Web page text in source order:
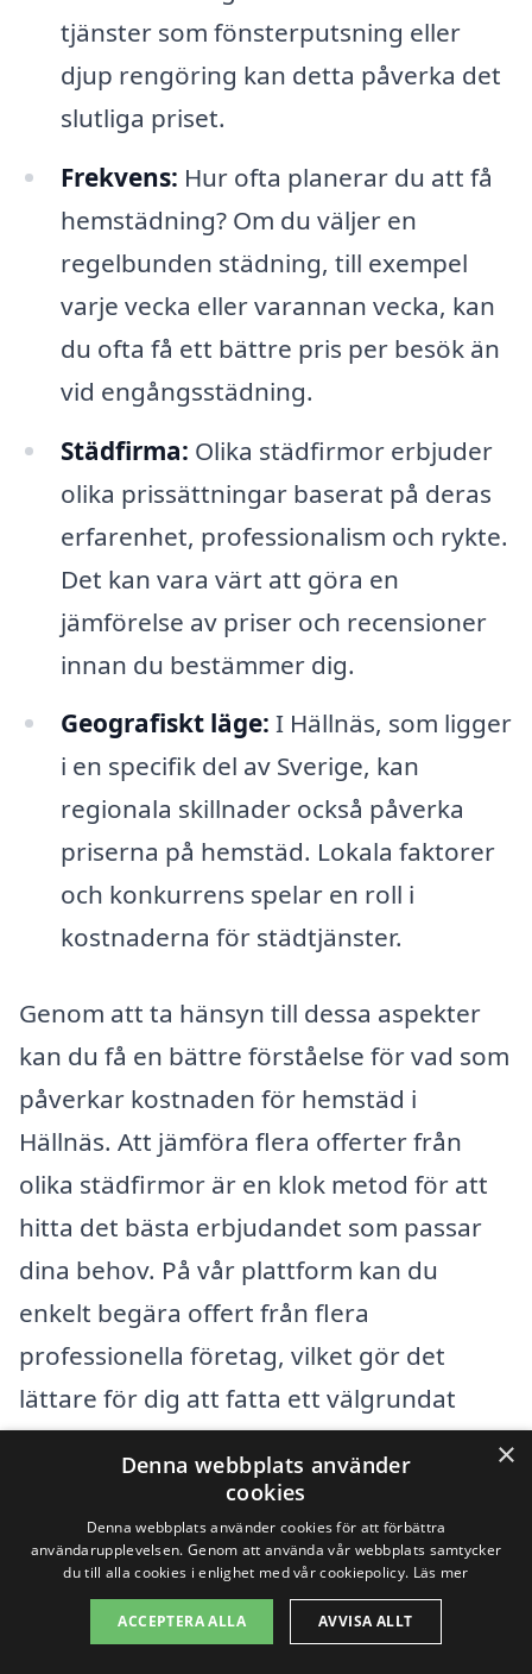
tjänster som fönsterputsning eller
djup rengöring kan detta påverka det
slutliga priset.
Fre­kvens: Hur ofta planerar du att få
hemstädning? Om du väljer en
regelbunden städning, till exempel
varje vecka eller varannan vecka, kan
du ofta få ett bättre pris per besök än
vid engångsstädning.
Städfirma: Olika städfirmor erbjuder
olika prissättningar baserat på deras
erfarenhet, professionalism och rykte.
Det kan vara värt att göra en
jämförelse av priser och recensioner
innan du bestämmer dig.
Geografiskt läge: I Hällnäs, som ligger
i en specifik del av Sverige, kan
regionala skillnader också påverka
priserna på hemstäd. Lokala faktorer
och konkurrens spelar en roll i
kostnaderna för städtjänster.
Genom att ta hänsyn till dessa aspekter
kan du få en bättre förståelse för vad som
påverkar kostnaden för hemstäd i
Hällnäs. Att jämföra flera offerter från
olika städfirmor är en klok metod för att
hitta det bästa erbjudandet som passar
dina behov. På vår plattform kan du
enkelt begära offert från flera
professionella företag, vilket gör det
lättare för dig att fatta ett välgrundat
beslut.
Få 3 erbjudanden, gratis och utan
förpliktelser
×
Denna webbplats använder
cookies
Denna webbplats använder cookies för att förbättra
användarupplevelsen. Genom att använda vår webbplats samtycker
du till alla cookies i enlighet med vår cookiepolicy. Läs mer
ACCEPTERA ALLA AVVISA ALLT